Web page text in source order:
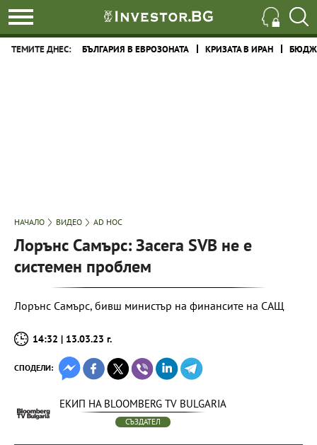
ТЕМИТЕ ДНЕС: БЪЛГАРИЯ В ЕВРОЗОНАТА КРИЗАТА В ИРАН
НАЧАЛО ВИДЕО AD HOC
Лорънс Самърс: Засега SVB не е
системен проблем
Лорънс Самърс, бивш министър на финансите на САЩ
14:32 | 13.03.23 г.
СПОДЕЛИ:
ЕКИП НА BLOOMBERG TV BULGARIA
СЪЗДАТЕЛ